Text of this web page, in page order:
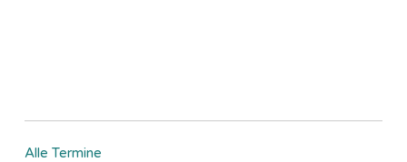
Alle Termine